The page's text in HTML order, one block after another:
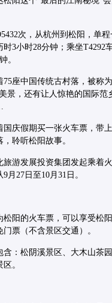
次，从杭州到松阳，单
时3小时28分钟；乘坐T4292
。
75座中国传统古村落，被称
景，还有让人惊艳的国际范
国庆假期买一张火车票，带
聆听松阳故事。
旅游发展投资集团发起乘着
月27日至10月31日。
松阳的火车票，可以享受松
票（不含景区交通）。
含：松阴溪景区、大木山茶
。